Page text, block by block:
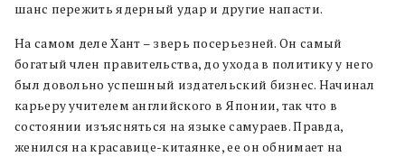
шанс пережить ядерный удар и другие напасти.
На самом деле Хант – зверь посерьезней.Он самый
богатый член правительства, до ухода в политику у него
был довольно успешный издательский бизнес. Начинал
карьеру учителем английского в Японии, так что в
состоянии изъясняться на языке самураев. Правда,
женился на красавице-китаянке, ее он обнимает на